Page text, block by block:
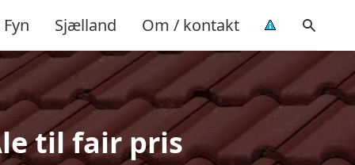
Fyn Sjælland Om / kontakt
til fair pris